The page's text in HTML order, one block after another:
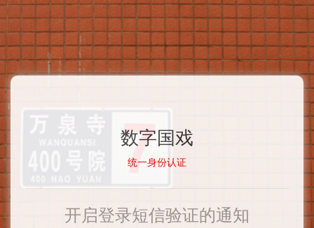
数字国戏
统一身份认证
开启登录短信验证的通知